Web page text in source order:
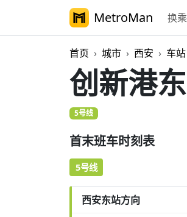
MetroMan 换乘
首页 城市 西安 车站
创新港东
5号线
首末班车时刻表
5号线
西安东站方向